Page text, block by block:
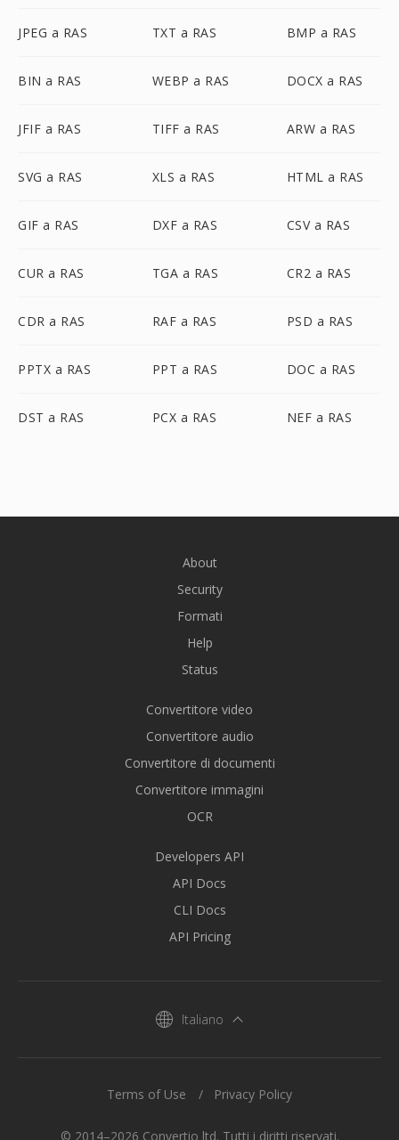
JPEG a RAS TXT a RAS BMP a RAS
BIN a RAS WEBP a RAS DOCX a RAS
JFIF a RAS TIFF a RAS ARW a RAS
SVG a RAS XLS a RAS HTML a RAS
GIF a RAS DXF a RAS CSV a RAS
CUR a RAS TGA a RAS CR2 a RAS
CDR a RAS RAF a RAS PSD a RAS
PPTX a RAS PPT a RAS DOC a RAS
DST a RAS PCX a RAS NEF a RAS
About
Security
Formati
Help
Status
Convertitore video
Convertitore audio
Convertitore di documenti
Convertitore immagini
OCR
Developers API
API Docs
CLI Docs
API Pricing
Italiano
© 2014–2026 Convertio ltd. Tutti i diritti riservati.
Terms of Use Privacy Policy